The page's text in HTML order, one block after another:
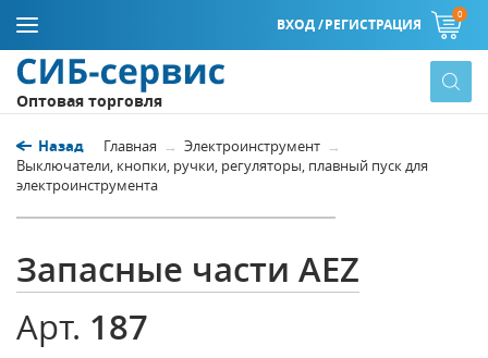
ВХОД /РЕГИСТРАЦИЯ
0
Оптовая торговля
Назад Главная
Электроинструмент
Выключатели, кнопки, ручки, регуляторы, плавный пуск для
электроинструмента
Запасные части AEZ
Арт. 187